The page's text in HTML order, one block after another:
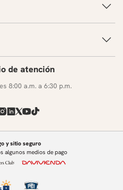
de atención
8:00 a.m. a 6:30 p.m.
y sitio seguro
algunos medios de pago